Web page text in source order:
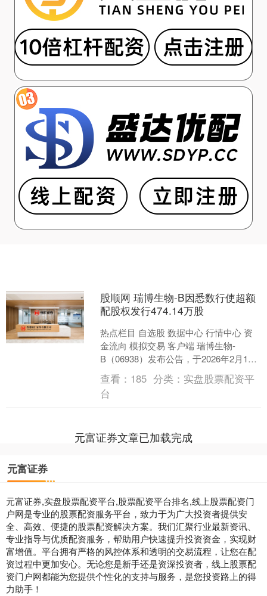
股顺网 瑞博生物-B因悉数行使超额
配股权发行474.14万股
热点栏目 自选股 数据中心 行情中心 资
金流向 模拟交易 客户端 瑞博生物-
B（06938）发布公告，于2026年2月10
日根据悉数行使超额配股权而发行及配
发4....
查看： 185 分类： 实盘股票配资平
台
元富证券文章已加载完成
元富证券
元富证券,实盘股票配资平台,股票配资平台排名,线上股票配资门
户网是专业的股票配资服务平台，致力于为广大投资者提供安
全、高效、便捷的股票配资解决方案。我们汇聚行业最新资讯、
专业指导与优质配资服务，帮助用户快速提升投资资金，实现财
富增值。平台拥有严格的风控体系和透明的交易流程，让您在配
资过程中更加安心。无论您是新手还是资深投资者，线上股票配
资门户网都能为您提供个性化的支持与服务，是您投资路上的得
力助手！